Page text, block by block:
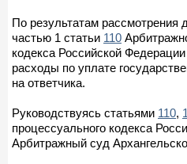
По результатам рассмотрения
частью 1 статьи 110
кодекса Российской
расходы по уплате
на ответчика.
Руководствуясь статьями 110,
процессуального кодекса
Арбитражный суд